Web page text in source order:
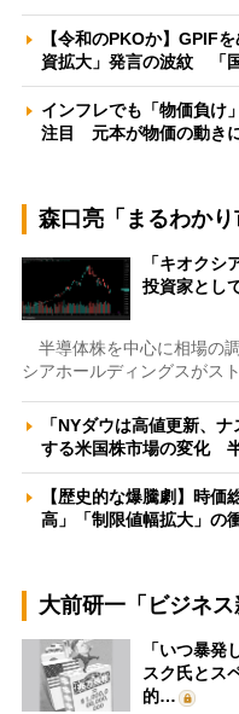
【令和のPKOか】GPIF
資拡大」発言の波紋 「
インフレでも「物価負け
注目 元本が物価の動き
森口亮「まるわかり
「キオク
投資家とし
半導体株を中心に相場の
シアホールディングスがス
「NYダウは高値更新、
する米国株市場の変化
【歴史的な爆騰劇】時
高」「制限値幅拡大」
大前研一「ビジネ
「いつ暴
スク氏とス
的…